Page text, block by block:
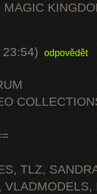
MAGIC
odpovědět
TLZ,
VLADMODELS,